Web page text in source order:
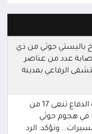
حوثي من ذي
عدد من عناصر
الرفاعي بمدينة
العمليات المشتركة بوزارة الدفاع تنعى 17 من
في هجوم حوثي
وتؤكد: الرد